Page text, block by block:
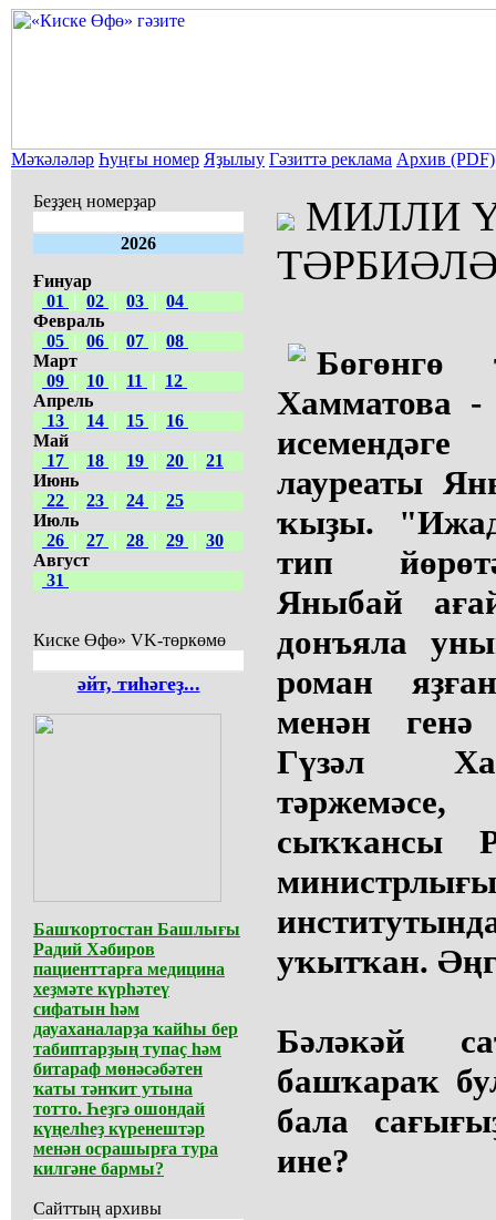
Мәҡәләләр Һуңғы номер Яҙылыу Гәзиттә реклама Архив (PDF)
Беҙҙең номерҙар
2026
Ғинуар
01
| 02 | 03 | 04
Февраль
05 | 06 | 07 | 08
Март
09 | 10 | 11 |
12
Апрель
13 | 14 | 15 |
16
Май
17 | 18 | 19 | 20 | 21
Июнь
22 | 23 | 24 | 25
Июль
26 | 27 | 28 | 29 | 30
Август
31
Киске Өфө» VK-төркөмө
әйт, тиһәгеҙ...
Башҡортостан Башлығы
Радий Хәбиров
пациенттарға медицина
хеҙмәте күрһәтеү
сифатын һәм
дауаханаларҙа ҡайһы бер
табиптарҙың тупаҫ һәм
битараф мөнәсәбәтен
ҡаты тәнҡит утына
тотто. Һеҙгә ошондай
күңелһеҙ күренештәр
менән осрашырға тура
килгәне бармы?
Сайттың архивы
МИЛЛИ
Бөгөнгө
Хамматова
лауреаты
ҡыҙы.
тип
Яныбай
донъяла
роман
менән
Гүзәл
сыҡҡансы
уҡытҡан.
Бәләкәй
башҡараҡ
бала
ине?